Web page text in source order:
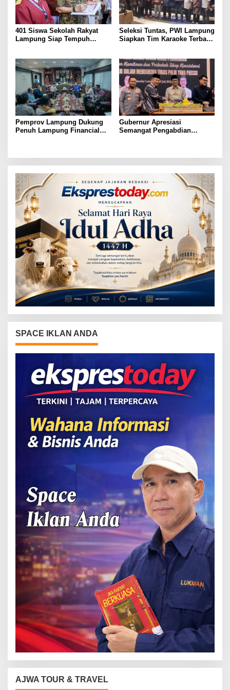
401 Siswa Sekolah Rakyat
Lampung Siap Tempuh
Emas
Seleksi Tuntas, PWI Lampung
Siapkan Tim Karaoke Terbaik
Pemprov Lampung Dukung
Penuh Lampung Financial
Gubernur Apresiasi
Semangat Pengabdian
SPACE IKLAN ANDA
AJWA TOUR & TRAVEL